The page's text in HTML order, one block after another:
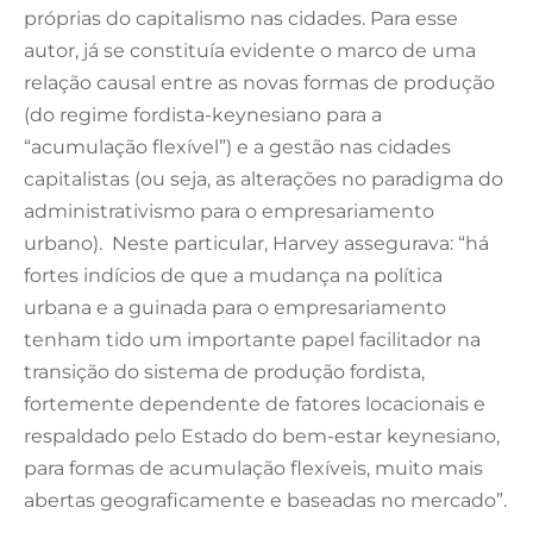
próprias do capitalismo nas cidades. Para esse
autor, já se constituía evidente o marco de uma
relação causal entre as novas formas de produção
(do regime fordista-keynesiano para a
“acumulação flexível”) e a gestão nas cidades
capitalistas (ou seja, as alterações no paradigma do
administrativismo para o empresariamento
urbano). Neste particular, Harvey assegurava: “há
fortes indícios de que a mudança na política
urbana e a guinada para o empresariamento
tenham tido um importante papel facilitador na
transição do sistema de produção fordista,
fortemente dependente de fatores locacionais e
respaldado pelo Estado do bem-estar keynesiano,
para formas de acumulação flexíveis, muito mais
abertas geograficamente e baseadas no mercado”.